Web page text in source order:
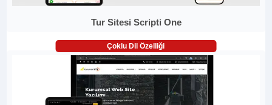
Tur Sitesi Scripti One
Çoklu Dil Özelliği